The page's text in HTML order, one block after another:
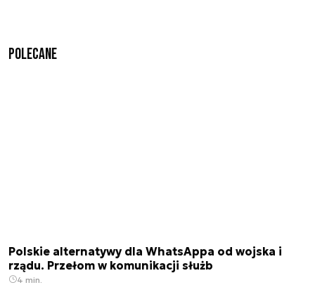
Polecane
Polskie alternatywy dla WhatsAppa od wojska i
rządu. Przełom w komunikacji służb
4 min.